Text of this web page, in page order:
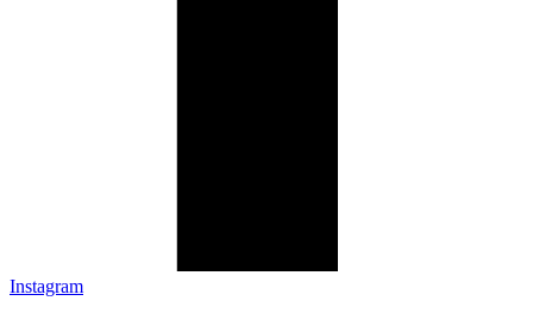
Instagram